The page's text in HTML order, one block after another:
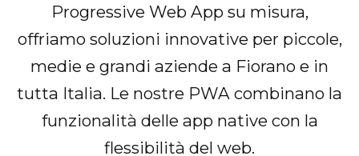
Progressive Web App su misura,
offriamo soluzioni innovative per piccole,
medie e grandi aziende a Fiorano e in
tutta Italia. Le nostre PWA combinano la
funzionalità delle app native con la
flessibilità del web.